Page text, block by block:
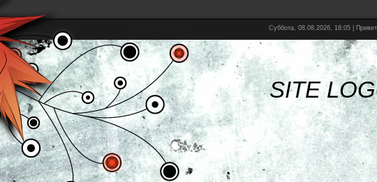
Суббота, 08.08.2026, 18:05 |
SITE